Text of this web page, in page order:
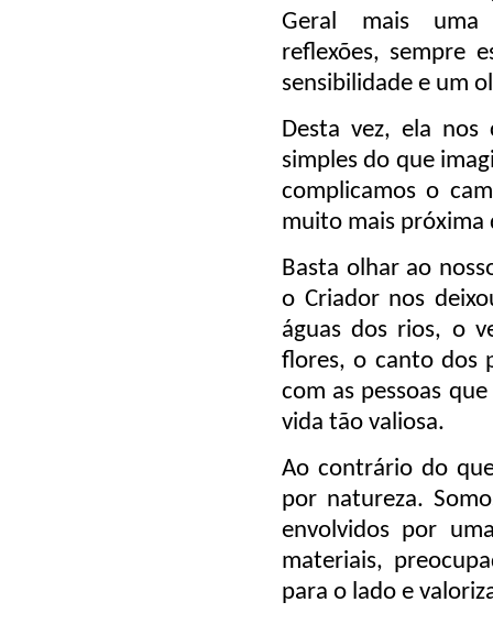
Geral mais uma
reflexões, sempre
sensibilidade e um
Desta vez, ela
simples do que
complicamos o
muito mais próxima
Basta olhar ao
o Criador nos
águas dos rios, o
flores, o canto dos
com as pessoas
vida tão valiosa.
Ao contrário do
por natureza.
envolvidos por
materiais,
para o lado e